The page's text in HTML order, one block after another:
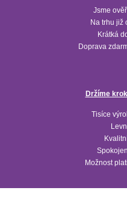
Jsme
Na trhu již
Krátká
Doprava
Držíme
Tisíce
Možnost